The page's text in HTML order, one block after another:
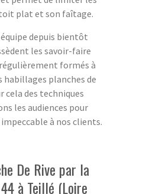
plat et son faîtage.
depuis bientôt
les savoir-faire
formés à
habillages planches de
cela des techniques
les audiences pour
à nos clients.
De Rive par la
à Teillé (Loire